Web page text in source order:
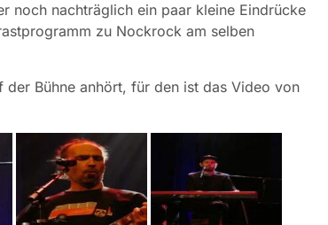
noch nachträglich ein paar kleine Eindrücke
zu Nockrock am selben
Bühne anhört, für den ist das Video von